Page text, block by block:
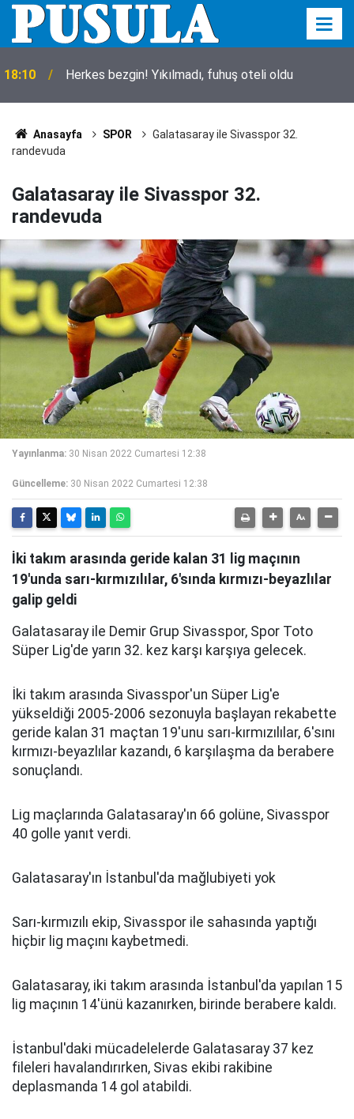
18:10 Herkes bezgin! Yıkılmadı, fuhuş oteli oldu
Anasayfa SPOR
Galatasaray ile Sivasspor 32.
randevuda
Galatasaray ile Sivasspor 32.
randevuda
Yayınlanma: 30 Nisan 2022 Cumartesi 12:38
Güncelleme: 30 Nisan 2022 Cumartesi 12:38
İki takım arasında geride kalan 31 lig maçının
19'unda sarı-kırmızılılar, 6'sında kırmızı-beyazlılar
galip geldi
Galatasaray ile Demir Grup Sivasspor, Spor Toto
Süper Lig'de yarın 32. kez karşı karşıya gelecek.
İki takım arasında Sivasspor'un Süper Lig'e
yükseldiği 2005-2006 sezonuyla başlayan rekabette
geride kalan 31 maçtan 19'unu sarı-kırmızılılar, 6'sını
kırmızı-beyazlılar kazandı, 6 karşılaşma da berabere
sonuçlandı.
Lig maçlarında Galatasaray'ın 66 golüne, Sivasspor
40 golle yanıt verdi.
Galatasaray'ın İstanbul'da mağlubiyeti yok
Sarı-kırmızılı ekip, Sivasspor ile sahasında yaptığı
hiçbir lig maçını kaybetmedi.
Galatasaray, iki takım arasında İstanbul'da yapılan 15
lig maçının 14'ünü kazanırken, birinde berabere kaldı.
İstanbul'daki mücadelelerde Galatasaray 37 kez
fileleri havalandırırken, Sivas ekibi rakibine
deplasmanda 14 gol atabildi.